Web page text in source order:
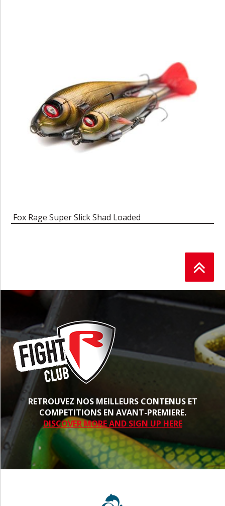
Fox Rage Super Slick Shad Loaded
RETROUVEZ NOS MEILLEURS CONTENUS ET
COMPETITIONS EN AVANT-PREMIERE.
DISCOVER MORE AND SIGN UP HERE